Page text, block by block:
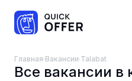
Главная·Вакансии· talabat
Все вакансии в